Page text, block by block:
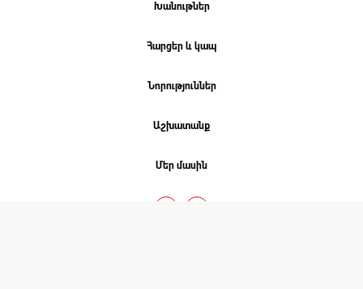
Խանութներ
Հարցեր և կապ
Նորություններ
Աշխատանք
Մեր մասին